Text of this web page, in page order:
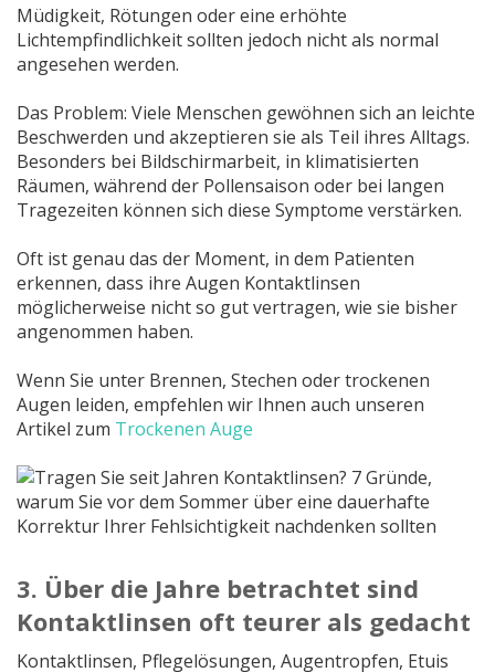
Müdigkeit, Rötungen oder eine erhöhte
Lichtempfindlichkeit sollten jedoch nicht als normal
angesehen werden.
Das Problem: Viele Menschen gewöhnen sich an leichte
Beschwerden und akzeptieren sie als Teil ihres Alltags.
Besonders bei Bildschirmarbeit, in klimatisierten
Räumen, während der Pollensaison oder bei langen
Tragezeiten können sich diese Symptome verstärken.
Oft ist genau das der Moment, in dem Patienten
erkennen, dass ihre Augen Kontaktlinsen
möglicherweise nicht so gut vertragen, wie sie bisher
angenommen haben.
Wenn Sie unter Brennen, Stechen oder trockenen
Augen leiden, empfehlen wir Ihnen auch unseren
Artikel zum Trockenen Auge
3. Über die Jahre betrachtet sind
Kontaktlinsen oft teurer als gedacht
Kontaktlinsen, Pflegelösungen, Augentropfen, Etuis